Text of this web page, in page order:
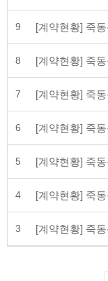
9 [계약현황] 죽
8 [계약현황] 죽
7 [계약현황] 죽
6 [계약현황] 죽
5 [계약현황] 죽
4 [계약현황] 죽
3 [계약현황] 죽